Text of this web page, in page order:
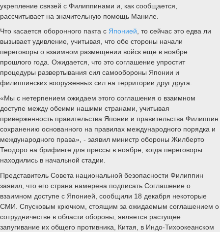
укрепление связей с Филиппинами и, как сообщается,
рассчитывает на значительную помощь Маниле.
Что касается оборонного пакта с Японией, то сейчас это едва ли
вызывает удивление, учитывая, что обе стороны начали
переговоры о взаимном размещении войск еще в ноябре
прошлого года. Ожидается, что это соглашение упростит
процедуры развертывания сил самообороны Японии и
филиппинских вооруженных сил на территории друг друга.
«Мы с нетерпением ожидаем этого соглашения о взаимном
доступе между обеими нашими странами, учитывая
приверженность правительства Японии и правительства Филиппин
сохранению основанного на правилах международного порядка и
международного права», - заявил министр обороны Жилберто
Теодоро на брифинге для прессы в ноябре, когда переговоры
находились в начальной стадии.
Представитель Совета национальной безопасности Филиппин
заявил, что его страна намерена подписать Соглашение о
взаимном доступе с Японией, сообщили 18 декабря некоторые
СМИ. Спусковым крючком, стоящим за ожидаемым соглашением о
сотрудничестве в области обороны, является растущее
запугивание их общего противника, Китая, в Индо-Тихоокеанском